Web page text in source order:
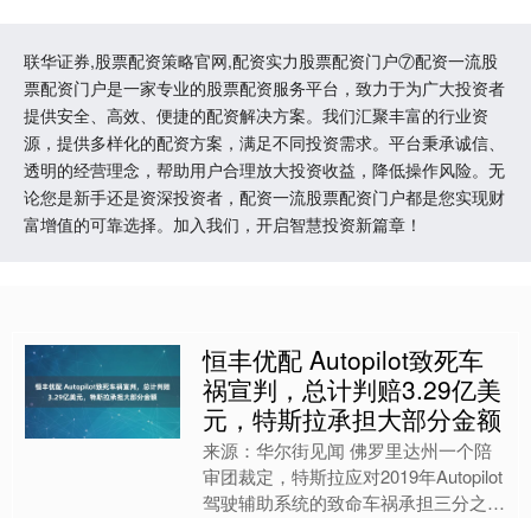
联华证券,股票配资策略官网,配资实力股票配资门户⑦配资一流股
票配资门户是一家专业的股票配资服务平台，致力于为广大投资者
提供安全、高效、便捷的配资解决方案。我们汇聚丰富的行业资
源，提供多样化的配资方案，满足不同投资需求。平台秉承诚信、
透明的经营理念，帮助用户合理放大投资收益，降低操作风险。无
论您是新手还是资深投资者，配资一流股票配资门户都是您实现财
富增值的可靠选择。加入我们，开启智慧投资新篇章！
恒丰优配 Autopilot致死车
祸宣判，总计判赔3.29亿美
元，特斯拉承担大部分金额
来源：华尔街见闻 佛罗里达州一个陪
审团裁定，特斯拉应对2019年Autopilot
驾驶辅助系统的致命车祸承担三分之一